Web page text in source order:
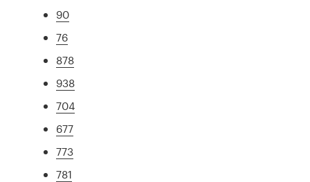
90
76
878
938
704
677
773
781